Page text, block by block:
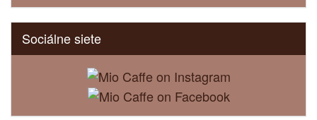
Sociálne siete